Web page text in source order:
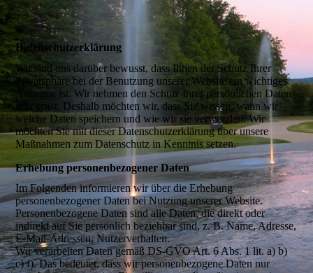
Datenschutz­erklärung
Wir sind uns darüber bewusst, dass Ihnen der Schutz Ihrer
Privatsphäre bei der Benutzung unserer Website ein wichtiges
Anliegen ist. Wir nehmen den Schutz Ihrer persönlichen Daten
sehr ernst. Deshalb möchten wir, dass Sie wissen, wann wir
welche Daten speichern und wie wir sie verwenden. Wir
möchten Sie mit dieser Datenschutzerklärung über unsere
Maßnahmen zum Datenschutz in Kenntnis setzen.
Erhebung personenbezogener Daten
Im Folgenden informieren wir über die Erhebung
personenbezogener Daten bei Nutzung unserer Website.
Personenbezogene Daten sind alle Daten, die direkt oder
indirekt auf Sie persönlich beziehbar sind, z. B. Name, Adresse,
E-Mail-Adressen, Nutzerverhalten.
Wir verarbeiten Daten gemäß DS-GVO Art. 6 Abs. 1 lit. a) b)
c) f). Das bedeutet, dass wir personenbezogene Daten nur